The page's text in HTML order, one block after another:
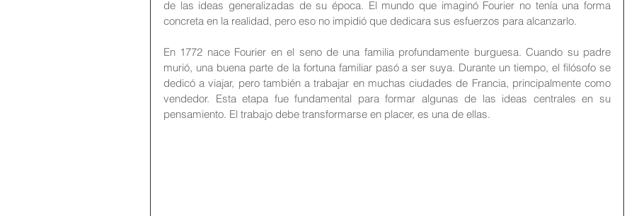
de las ideas generalizadas de su época. El mundo que imaginó Fourier no tenía una forma
concreta en la realidad, pero eso no impidió que dedicara sus esfuerzos para alcanzarlo.
En 1772 nace Fourier en el seno de una familia profundamente burguesa. Cuando su padre
murió, una buena parte de la fortuna familiar pasó a ser suya. Durante un tiempo, el filósofo se
dedicó a viajar, pero también a trabajar en muchas ciudades de Francia, principalmente como
vendedor. Esta etapa fue fundamental para formar algunas de las ideas centrales en su
pensamiento. El trabajo debe transformarse en placer, es una de ellas.